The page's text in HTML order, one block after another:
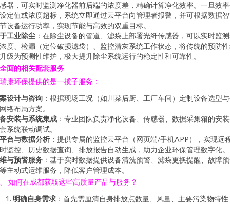
器，可实时监测净化器前后端的浓度差，精确计算净化效率。一旦效
定值或浓度超标，系统立即通过云平台向管理者报警，并可根据数据
设备运行功率，实现节能与高效的双重目标。
工业除尘 ：在除尘设备的管道、滤袋上部署光纤传感器，可以实时监
度、检漏（定位破损滤袋）、监控清灰系统工作状态，将传统的预防
级为预测性维护，极大提升除尘系统运行的稳定性和可靠性。
全面的相关配套服务
康环保提供的是一揽子服务：
设计与咨询 ：根据现场工况（如川菜后厨、工厂车间）定制设备选型
络布局方案。
安装与系统集成 ：专业团队负责净化设备、传感器、数据采集箱的安
系统联动调试。
台与数据分析 ：提供专属的监控云平台（网页端/手机APP），实现远
监控、历史数据查询、排放报告自动生成，助力企业环保管理数字化。
与预警服务 ：基于实时数据提供设备清洗预警、滤袋更换提醒、故障
主动式运维服务，降低客户管理成本。
如何在成都获取这些高质量产品与服务？
明确自身需求 ：首先需厘清自身排放点数量、风量、主要污染物特性